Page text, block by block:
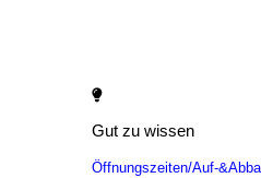
Gut zu wissen
Öffnungszeiten/Auf-